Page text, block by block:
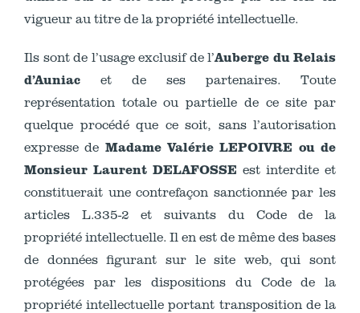
vigueur au titre de la propriété intellectuelle.
Ils sont de l’usage exclusif de l’Auberge du Relais
d’Auniac et de ses partenaires. Toute
représentation totale ou partielle de ce site par
quelque procédé que ce soit, sans l’autorisation
expresse de Madame Valérie LEPOIVRE ou de
Monsieur Laurent DELAFOSSE est interdite et
constituerait une contrefaçon sanctionnée par les
articles L.335-2 et suivants du Code de la
propriété intellectuelle. Il en est de même des bases
de données figurant sur le site web, qui sont
protégées par les dispositions du Code de la
propriété intellectuelle portant transposition de la